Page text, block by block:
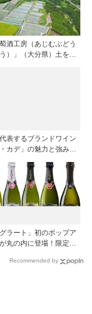
酒工房（あじむぶどう
）」（大分県）土を作
表するブランドワイン
・カデ」の魅力と強みを
グラート」初のポップア
丸の内に登場！限定キ
Recommended by